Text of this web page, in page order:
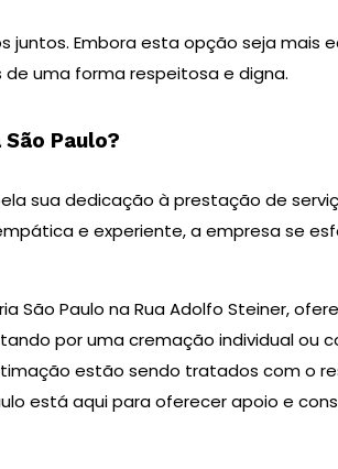
juntos. Embora esta opção seja mais
uma forma respeitosa e digna.
Paulo?
sua dedicação à prestação de
e experiente, a empresa se
São Paulo na Rua Adolfo Steiner,
por uma cremação individual ou
estão sendo tratados com o
está aqui para oferecer apoio e